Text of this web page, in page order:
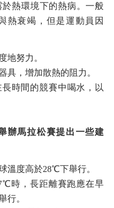
熱環境下的熱病。一般
熱衰竭，但是運動員因
地努力。
具，增加散熱的阻力。
時間的競賽中喝水，以
辦馬拉松賽提出一些建
溫度高於28℃下舉行。
時，長距離賽跑應在早
行。